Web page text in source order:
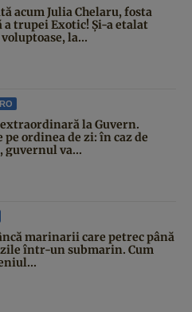
acum Julia Chelaru, fosta
a trupei Exotic! Și-a etalat
la...
la Guvern.
pe ordinea de zi: în caz de
guvernul va...
marinarii care petrec până
zile într-un submarin. Cum